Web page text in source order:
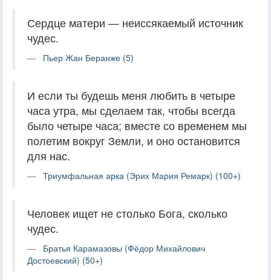
Сердце матери — неиссякаемый источник
чудес.
Пьер Жан Беранже (5)
И если ты будешь меня любить в четыре
часа утра, мы сделаем так, чтобы всегда
было четыре часа; вместе со временем мы
полетим вокруг Земли, и оно остановится
для нас.
Триумфальная арка (Эрих Мария Ремарк) (100+)
Человек ищет не столько Бога, сколько
чудес.
Братья Карамазовы (Фёдор Михайлович
Достоевский) (50+)